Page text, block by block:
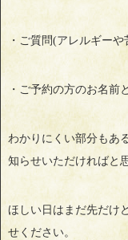
・ご質問(アレルギー
・ご予約の方のお名前
わかりにくい部分もあ
知らせいただければと
ほしい日はまだ先だけ
せください。